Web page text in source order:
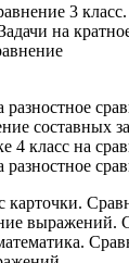
3
на
составных
4 класс на